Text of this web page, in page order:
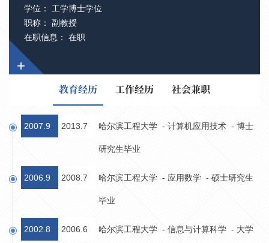
学位： 工学博士学位
职称： 副教授
在职信息： 在职
+
教育经历 工作经历 社会兼职
2007.9 2013.7 哈尔滨工程大学 - 计算机应用技术 - 博士
研究生毕业
2006.9 2008.7 哈尔滨工程大学 - 应用数学 - 硕士研究生
毕业
2002.8 2006.6 哈尔滨工程大学 - 信息与计算科学 - 大学